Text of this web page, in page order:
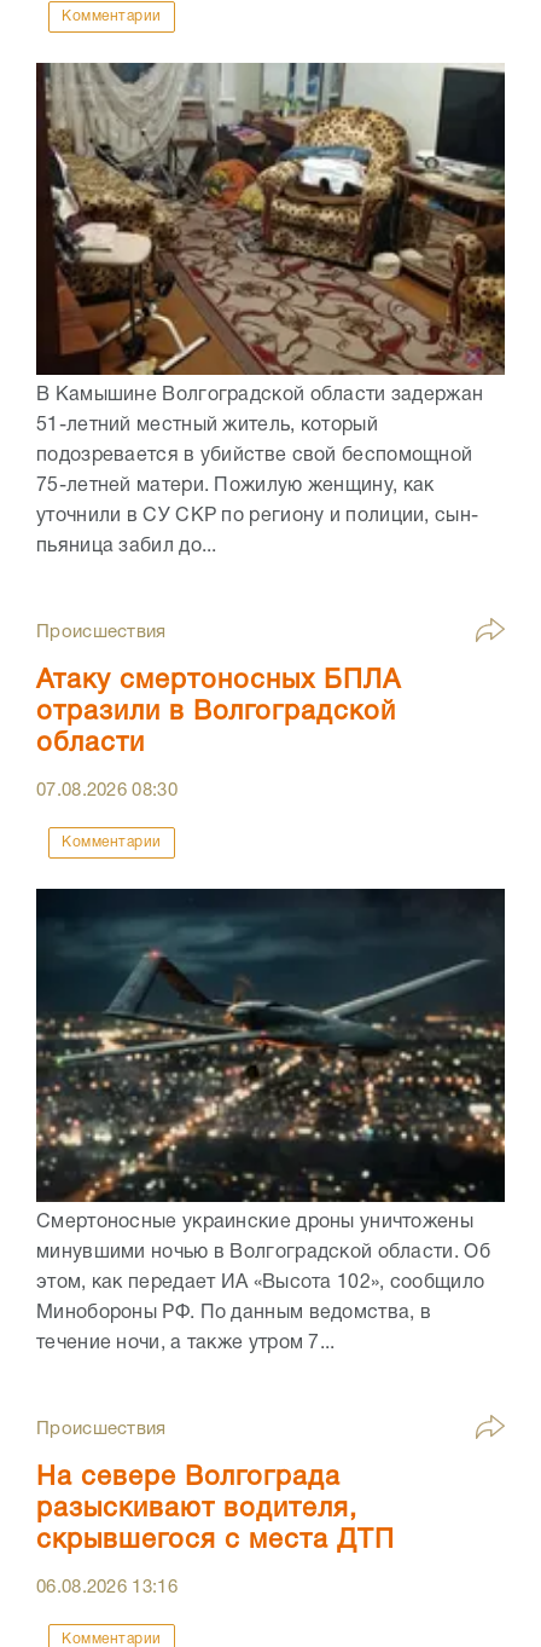
Комментарии
В Камышине Волгоградской области задержан
51-летний местный житель, который
подозревается в убийстве свой беспомощной
75-летней матери. Пожилую женщину, как
уточнили в СУ СКР по региону и полиции, сын-
пьяница забил до...
Происшествия
Атаку смертоносных БПЛА
отразили в Волгоградской
области
07.08.202608:30
Комментарии
Смертоносные украинские дроны уничтожены
минувшими ночью в Волгоградской области. Об
этом, как передает ИА «Высота 102», сообщило
Минобороны РФ. По данным ведомства, в
течение ночи, а также утром 7...
Происшествия
На севере Волгограда
разыскивают водителя,
скрывшегося с места ДТП
06.08.2026 13:16
Комментарии